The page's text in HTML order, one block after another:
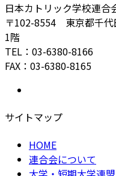
日本カトリック学校連合
〒102-8554 東京都千
1階
TEL：03-6380-8166
FAX：03-6380-8165
サイトマップ
HOME
連合会について